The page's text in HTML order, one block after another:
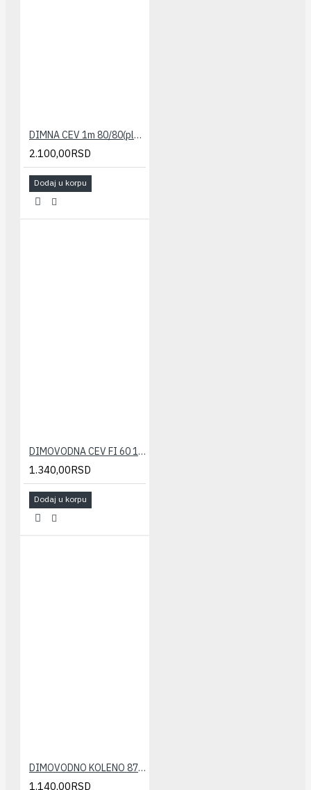
DIMNA CEV 1m 80/80(plasticna) VIESSMANN
2.100,00RSD
Dodaj u korpu
DIMOVODNA CEV FI 60 1000 mm(plastična) VIESSMANN
1.340,00RSD
Dodaj u korpu
DIMOVODNO KOLENO 87° FI 60(plastično) VIESSMANN
1.140,00RSD